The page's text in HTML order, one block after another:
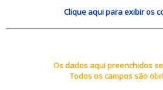
Clique aquipara exibir os
Os dados aqui preenchidos
Todos os campos são